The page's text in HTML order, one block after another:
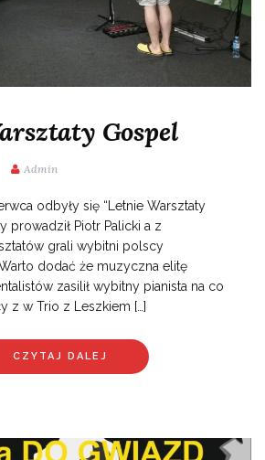
Gospel
Admin
odbyły się “Letnie Warsztaty
prowadził Piotr Palicki a z
grali wybitni polscy
dodać że muzyczna elitę
zasilił wybitny pianista na co
z w Trio z Leszkiem […]
CZYTAJ DALEJ